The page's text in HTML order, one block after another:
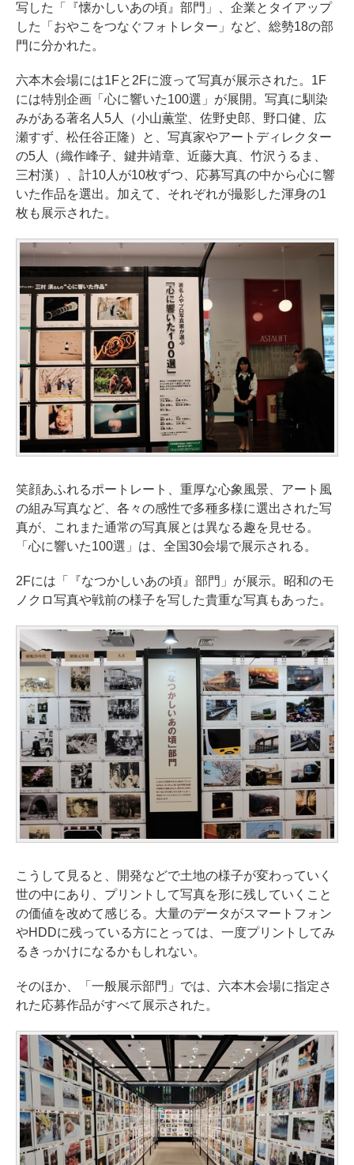
写した「『懐かしいあの頃』部門」、企業とタイアップ
した「おやこをつなぐフォトレター」など、総勢18の部
門に分かれた。
六本木会場には1Fと2Fに渡って写真が展示された。1F
には特別企画「心に響いた100選」が展開。写真に馴染
みがある著名人5人（小山薫堂、佐野史郎、野口健、広
瀬すず、松任谷正隆）と、写真家やアートディレクター
の5人（織作峰子、鍵井靖章、近藤大真、竹沢うるま、
三村漢）、計10人が10枚ずつ、応募写真の中から心に響
いた作品を選出。加えて、それぞれが撮影した渾身の1
枚も展示された。
笑顔あふれるポートレート、重厚な心象風景、アート風
の組み写真など、各々の感性で多種多様に選出された写
真が、これまた通常の写真展とは異なる趣を見せる。
「心に響いた100選」は、全国30会場で展示される。
2Fには「『なつかしいあの頃』部門」が展示。昭和のモ
ノクロ写真や戦前の様子を写した貴重な写真もあった。
こうして見ると、開発などで土地の様子が変わっていく
世の中にあり、プリントして写真を形に残していくこと
の価値を改めて感じる。大量のデータがスマートフォン
やHDDに残っている方にとっては、一度プリントしてみ
るきっかけになるかもしれない。
そのほか、「一般展示部門」では、六本木会場に指定さ
れた応募作品がすべて展示された。